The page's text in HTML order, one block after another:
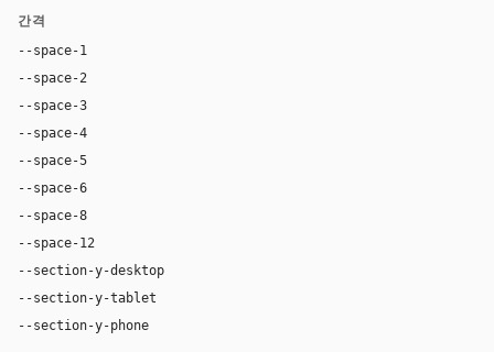
간격
--space-1
--space-2
--space-3
--space-4
--space-5
--space-6
--space-8
--space-12
--section-y-desktop
--section-y-tablet
--section-y-phone